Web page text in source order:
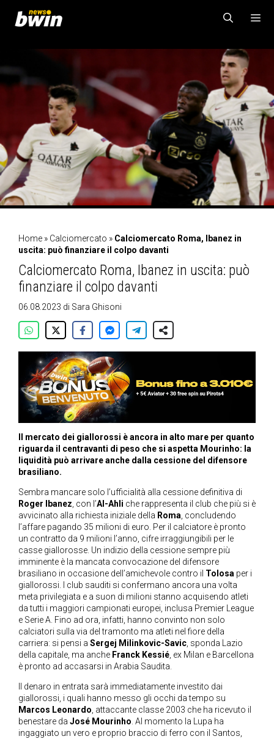
contenuto
MENU
Home » Calciomercato » Calciomercato Roma, Ibanez in
uscita: può finanziare il colpo davanti
Calciomercato Roma, Ibanez in uscita: può
finanziare il colpo davanti
06.08.2023 di Sara Ghisoni
Il mercato dei giallorossi è ancora in alto mare per quanto
riguarda il centravanti di peso che si aspetta Mourinho: la
liquidità può arrivare anche dalla cessione del difensore
brasiliano.
Sembra mancare solo l’ufficialità alla cessione definitiva di
Roger Ibanez, con l’Al-Ahli che rappresenta il club che più si è
avvicinato alla richiesta iniziale della Roma, concludendo
l’affare pagando 35 milioni di euro. Per il calciatore è pronto
un contratto da 9 milioni l’anno, cifre irraggiungibili per le
casse giallorosse. Un indizio della cessione sempre più
imminente è la mancata convocazione del difensore
brasiliano in occasione dell’amichevole contro il Tolosa per i
giallorossi. I club sauditi si confermano ancora una volta
meta privilegiata e a suon di milioni stanno acquisendo atleti
da tutti i maggiori campionati europei, inclusa Premier League
e Serie A. Fino ad ora, infatti, hanno convinto non solo
calciatori sulla via del tramonto ma atleti nel fiore della
carriera: si pensi a Sergej Milinkovic-Savic, sponda Lazio
della capitale, ma anche Franck Kessié, ex Milan e Barcellona
è pronto ad accasarsi in Arabia Saudita.
Il denaro in entrata sarà immediatamente investito dai
giallorossi, i quali hanno messo gli occhi da tempo su
Marcos Leonardo, attaccante classe 2003 che ha ricevuto il
benestare da José Mourinho. Al momento la Lupa ha
ingaggiato un vero e proprio braccio di ferro con il Santos,